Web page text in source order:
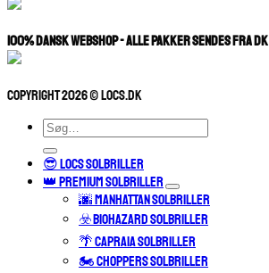
100% Dansk Webshop - Alle pakker sendes fra dk
Copyright 2026 © Locs.dk
Søg
efter:
😎 LOCS SOLBRILLER
👑 PREMIUM SOLBRILLER
🌆 MANHATTAN SOLBRILLER
☣️ BIOHAZARD SOLBRILLER
🌴 CAPRAIA SOLBRILLER
🏍️ CHOPPERS SOLBRILLER